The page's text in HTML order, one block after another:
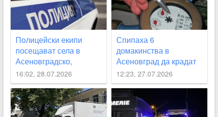
Полицейски екипи
посещават села в
Асеновградско,
Карловско, “Родопи“
през август
16:02, 28.07.2026
Спипаха 6
домакинства в
Асеновград да крадат
вода
12:23, 27.07.2026